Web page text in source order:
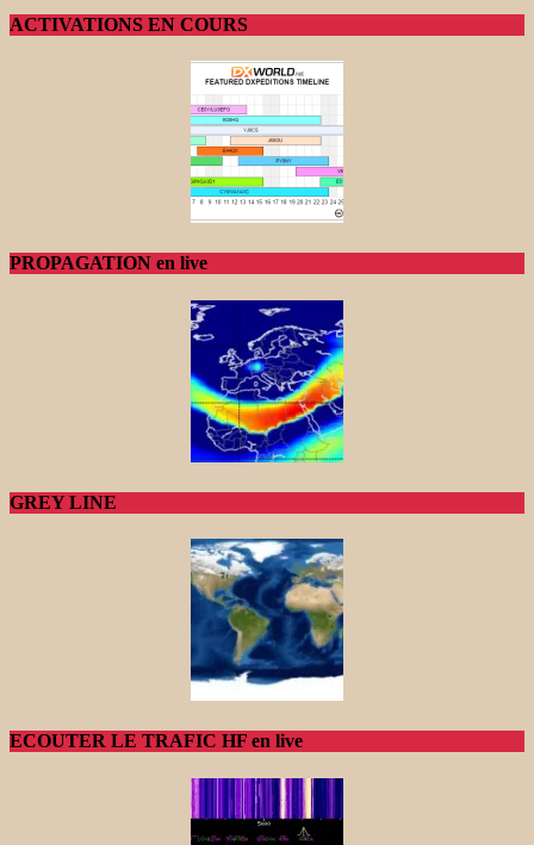
ACTIVATIONS EN COURS
PROPAGATION en live
GREY LINE
ECOUTER LE TRAFIC HF en live